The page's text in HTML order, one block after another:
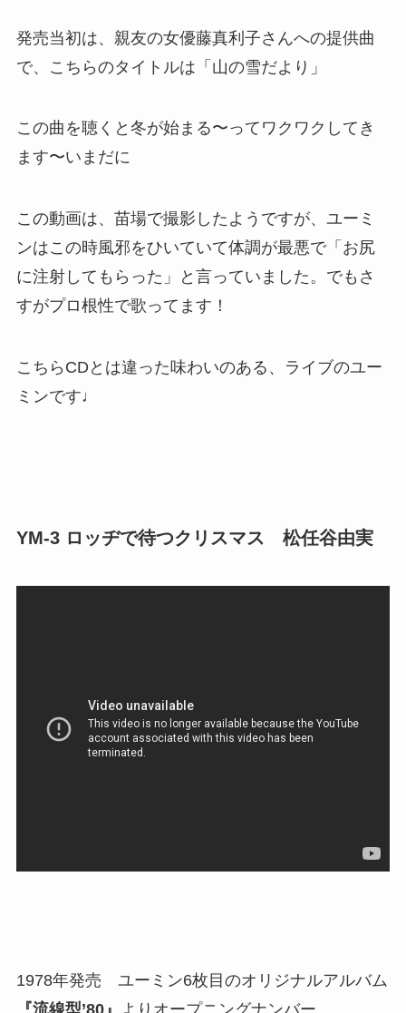
発売当初は、親友の女優藤真利子さんへの提供曲
で、こちらのタイトルは「山の雪だより」
この曲を聴くと冬が始まる〜ってワクワクしてき
ます〜いまだに
この動画は、苗場で撮影したようですが、ユーミ
ンはこの時風邪をひいていて体調が最悪で「お尻
に注射してもらった」と言っていました。でもさ
すがプロ根性で歌ってます！
こちらCDとは違った味わいのある、ライブのユー
ミンです♩
YM-3 ロッヂで待つクリスマス 松任谷由実
1978年発売 ユーミン6枚目のオリジナルアルバム